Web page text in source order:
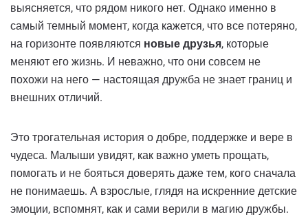
выясняется, что рядом никого нет. Однако именно в
самый темный момент, когда кажется, что все потеряно,
на горизонте появляются новые друзья, которые
меняют его жизнь. И неважно, что они совсем не
похожи на него — настоящая дружба не знает границ и
внешних отличий.
Это трогательная история о добре, поддержке и вере в
чудеса. Малыши увидят, как важно уметь прощать,
помогать и не бояться доверять даже тем, кого сначала
не понимаешь. А взрослые, глядя на искренние детские
эмоции, вспомнят, как и сами верили в магию дружбы.